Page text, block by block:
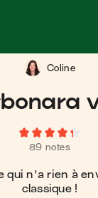
89 notes
qui n'a rien à
classique !
Coline